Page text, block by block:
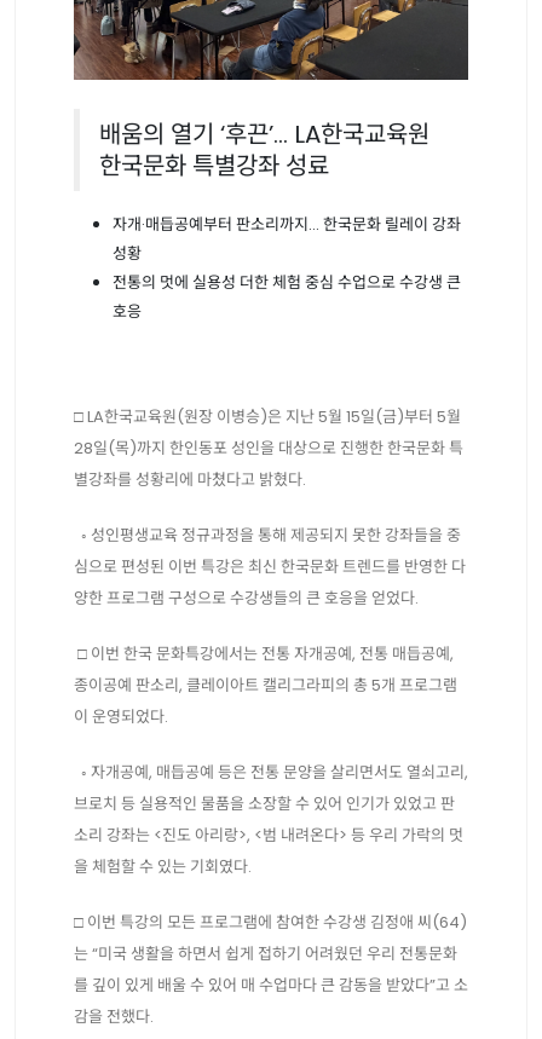
배움의 열기 ‘후끈’… LA한국교육원
한국문화 특별강좌 성료
자개·매듭공예부터 판소리까지… 한국문화 릴레이 강좌
성황
전통의 멋에 실용성 더한 체험 중심 수업으로 수강생 큰
호응
□ LA한국교육원(원장 이병승)은 지난 5월 15일(금)부터 5월
28일(목)까지 한인동포 성인을 대상으로 진행한 한국문화 특
별강좌를 성황리에 마쳤다고 밝혔다.
◦ 성인평생교육 정규과정을 통해 제공되지 못한 강좌들을 중
심으로 편성된 이번 특강은 최신 한국문화 트렌드를 반영한 다
양한 프로그램 구성으로 수강생들의 큰 호응을 얻었다.
□ 이번 한국 문화특강에서는 전통 자개공예, 전통 매듭공예,
종이공예 판소리, 클레이아트 캘리그라피의 총 5개 프로그램
이 운영되었다.
◦ 자개공예, 매듭공예 등은 전통 문양을 살리면서도 열쇠고리,
브로치 등 실용적인 물품을 소장할 수 있어 인기가 있었고 판
소리 강좌는 <진도 아리랑>, <범 내려온다> 등 우리 가락의 멋
을 체험할 수 있는 기회였다.
□ 이번 특강의 모든 프로그램에 참여한 수강생 김정애 씨(64)
는 “미국 생활을 하면서 쉽게 접하기 어려웠던 우리 전통문화
를 깊이 있게 배울 수 있어 매 수업마다 큰 감동을 받았다”고 소
감을 전했다.